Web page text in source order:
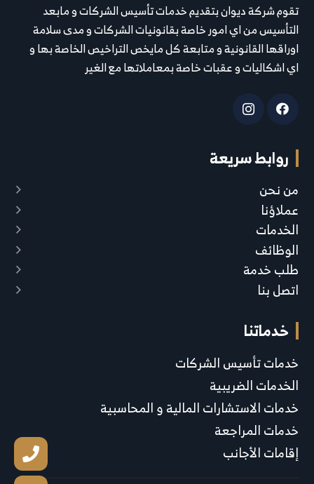
تقوم شركة ديوان بتقديم خدمات تأسيس الشركات و مابعد
التأسيس من اي امور خاصة بقانونيات الشركات و مدى سلامة
اوراقها القانونية و متابعة كل مايخص التراخيص الخاصة بها و
اي اشكاليات و عقبات خاصة بمعاملاتها مع الغير
روابط سريعة
من نحن
عملاؤنا
الخدمات
الوظائف
طلب خدمة
اتصل بنا
خدماتنا
خدمات تأسيس الشركات
الخدمات الضريبية
خدمات الاستشارات المالية و المحاسبية
خدمات المراجعة
إقامات الأجانب